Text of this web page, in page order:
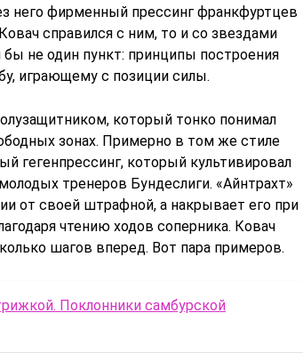
него фирменный прессинг франкфуртцев
справился с ним, то и со звездами
не один пункт: принципы построения
играющему с позиции силы.
который тонко понимал
зонах. Примерно в том же стиле
гегенпрессинг, который культивировал
тренеров Бундеслиги. «Айнтрахт»
от своей штрафной, а накрывает его при
чтению ходов соперника. Ковач
шагов вперед. Вот пара примеров.
Поклонники самбурской